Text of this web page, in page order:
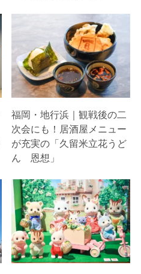
福岡・地行浜｜観戦後の二
次会にも！居酒屋メニュー
が充実の「久留米立花うど
ん 恩想」